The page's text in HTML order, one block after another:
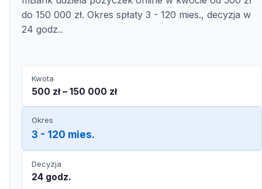
do 150 000 zł. Okres spłaty 3 - 120 mies., decyzja w
24 godz..
Kwota
500 zł – 150 000 zł
Okres
3 - 120 mies.
Decyzja
24 godz.